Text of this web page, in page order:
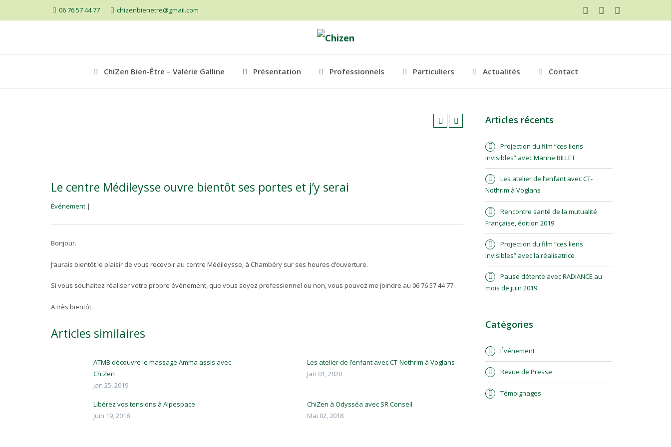
06 76 57 44 77 chizenbienetre@gmail.com
ChiZen Bien-Être – Valérie Galline Présentation Professionnels Particuliers Actualités Contact
Le centre Médileysse ouvre bientôt ses portes et j’y serai
Événement |
Bonjour.
J’aurais bientôt le plaisir de vous recevoir au centre Médileysse, à Chambéry sur ses heures d’ouverture.
Si vous souhaitez réaliser votre propre événement, que vous soyez professionnel ou non, vous pouvez me joindre au 06 76 57 44 77
A très bientôt…
Articles similaires
ATMB découvre le massage Amma assis avec
ChiZen
Jan 25, 2019
Les atelier de l’enfant avec CT-Nothrim à Voglans
Jan 01, 2020
Libérez vos tensions à Alpespace
Juin 19, 2018
ChiZen à Odysséa avec SR Conseil
Mai 02, 2018
Articles récents
Projection du film “ces liens
invisibles” avec Marine BILLET
Les atelier de l’enfant avec CT-
Nothrim à Voglans
Rencontre santé de la mutualité
Française, édition 2019
Projection du film “ces liens
invisibles” avec la réalisatrice
Pause détente avec RADIANCE au
mois de juin 2019
Catégories
Événement
Revue de Presse
Témoignages